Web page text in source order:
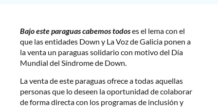
Bajo este paraguas cabemos todoses el lema con el
que las entidades Down y La Voz de Galicia ponen a
la venta un paraguas solidario con motivo del Día
Mundial del Síndrome de Down.
La venta de este paraguas ofrece a todas aquellas
personas que lo deseen la oportunidad de colaborar
de forma directa con los programas de inclusión y